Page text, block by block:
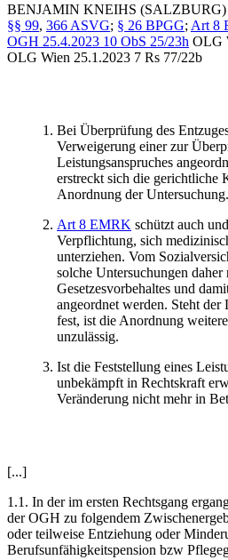
BENJAMIN KNEIHS (SALZBURG)
§§ 99, 366 ASVG; § 26 BPGG; Art 8
OGH 25.4.2023 10 ObS 25/23h OLG
OLG Wien 25.1.2023 7 Rs 77/22b
Bei Überprüfung des
Verweigerung einer zur
Leistungsanspruches
erstreckt sich die gerichtliche
Anordnung der Untersuchung.
Art 8 EMRK schützt auch
Verpflichtung, sich
unterziehen. Vom
solche Untersuchungen
Gesetzesvorbehaltes und
angeordnet werden. Steht der
fest, ist die Anordnung
unzulässig.
Ist die Feststellung eines
unbekämpft in Rechtskraft
Veränderung nicht mehr in
[...]
1.1. In der im ersten Rechtsgang
derOGH zu folgendem
oder teilweise Entziehung oder
Berufsunfähigkeitspension bzw